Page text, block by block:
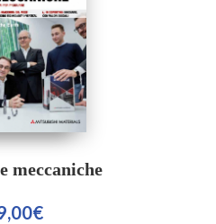
meccaniche
€